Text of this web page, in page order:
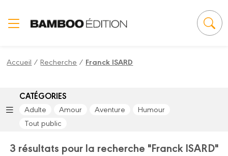
Accueil /Recherche / Franck ISARD
CATÉGORIES
Adulte Amour Aventure
Humour
Tout public
3 résultats pour la recherche "Franck ISARD"